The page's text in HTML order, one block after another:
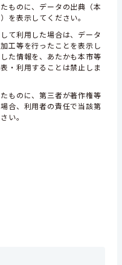
ものに、データの出典（本
を表示してください。
て利用した場合は、データ
工等を行ったことを表示し
た情報を、あたかも本市等
・利用することは禁止しま
ものに、第三者が著作権等
合、利用者の責任で当該第
い。